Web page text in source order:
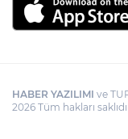
HABER YAZILIMI ve
2026 Tüm hakları